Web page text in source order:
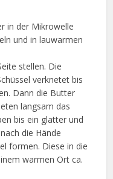
in der Mikrowelle
und in lauwarmen
stellen. Die
verknetet bis
Dann die Butter
langsam das
bis ein glatter und
die Hände
formen. Diese in die
warmen Ort ca.